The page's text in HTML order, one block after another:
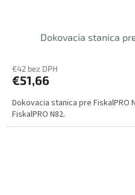
Dokovacia stanica
€42 bez DPH
€51,66
Dokovacia stanica pre FiskalPRO
FiskalPRO N82.